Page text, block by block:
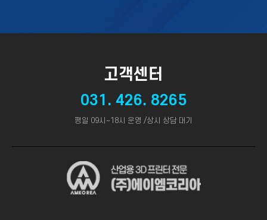
고객센터
031. 426. 8265
평일 09시~18시 운영 /상시 상담 대기